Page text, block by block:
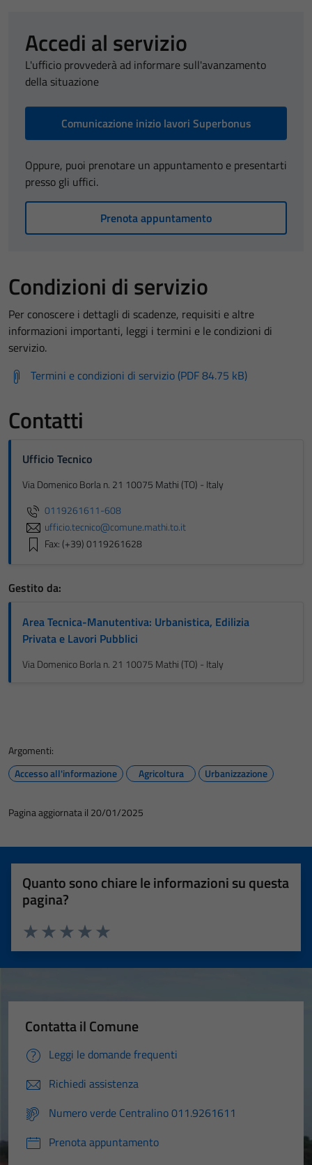
Accedi al servizio
L'ufficio provvederà ad informare sull'avanzamento
della situazione
Comunicazione inizio lavori Superbonus
Oppure, puoi prenotare un appuntamento e presentarti
presso gli uffici.
Prenota appuntamento
Condizioni di servizio
Per conoscere i dettagli di scadenze, requisiti e altre
informazioni importanti, leggi i termini e le condizioni di
servizio.
Termini e condizioni di servizio (PDF 84.75 kB)
Contatti
Ufficio Tecnico
Via Domenico Borla n. 21 10075 Mathi (TO) - Italy
0119261611-608
ufficio.tecnico@comune.mathi.to.it
Fax: (+39) 0119261628
Gestito da:
Area Tecnica-Manutentiva: Urbanistica, Edilizia
Privata e Lavori Pubblici
Via Domenico Borla n. 21 10075 Mathi (TO) - Italy
Argomenti:
Accesso all'informazione
Agricoltura Urbanizzazione
Pagina aggiornata il 20/01/2025
Quanto sono chiare le informazioni su questa
pagina?
Valuta 5 stelle su 5
Valuta 4 stelle su 5
Valuta 3 stelle su 5
Valuta 2 stelle su 5
Valuta 1 stelle su 5
Contatta il Comune
Leggi le domande frequenti
Richiedi assistenza
Numero verde Centralino 011.9261611
Prenota appuntamento
sono necessari